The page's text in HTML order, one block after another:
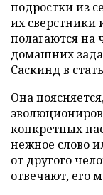
подростки из
их сверстники
полагаются на
домашних
Саскинд в
Она
конкретных
нежное слово
от другого
отвечают, его